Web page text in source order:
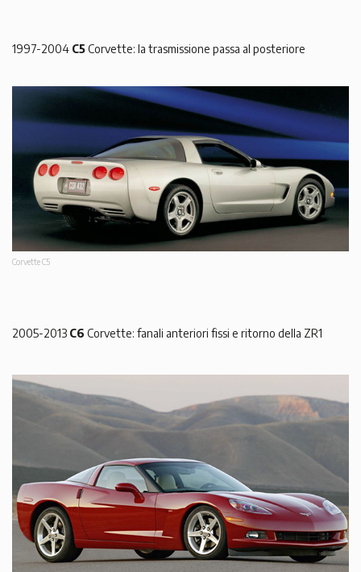
1997-2004 C5Corvette: la trasmissione passa al posteriore
Corvette C5
2005-2013 C6 Corvette: fanali anteriori fissi e ritorno della ZR1